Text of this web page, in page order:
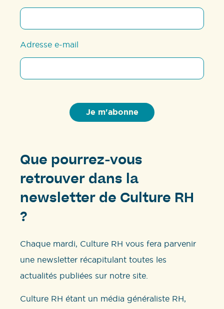
Adresse e-mail
Que pourrez-vous
retrouver dans la
newsletter de Culture RH
?
Chaque mardi, Culture RH vous fera parvenir
une newsletter récapitulant toutes les
actualités publiées sur notre site.
Culture RH étant un média généraliste RH,